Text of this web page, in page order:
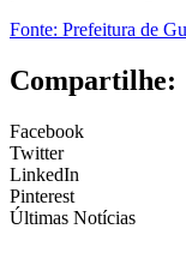
Fonte: Prefeitura de
Compartilhe:
Facebook
Twitter
LinkedIn
Pinterest
Últimas Notícias